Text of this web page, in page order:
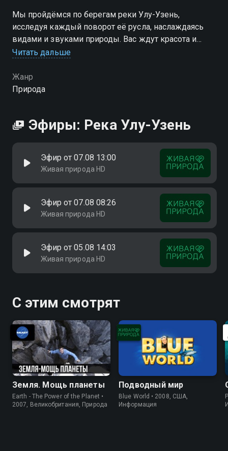
Мы пройдёмся по берегам реки Улу-Узень,
исследуя каждый поворот её русла, наслаждаясь
видами и звуками природы. Вас ждут красота и
спокойствие!
Читать дальше
Жанр
Природа
Эфиры: Река Улу-Узень
Эфир от 07.08 13:00
Живая природа HD
Эфир от 07.08 08:26
Живая природа HD
Эфир от 05.08 14:03
Живая природа HD
С этим смотрят
Земля. Мощь планеты
Earth - The Power of the Planet •
2007, Великобритания, Природа
Подводный мир
Blue World • 2008, США,
Информация